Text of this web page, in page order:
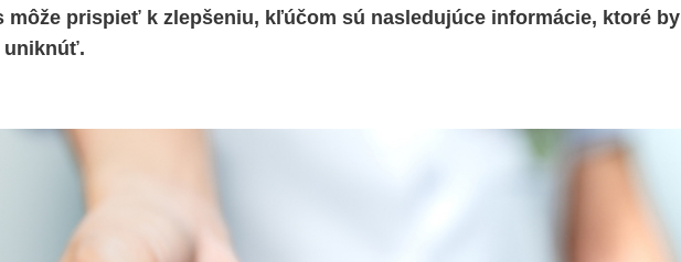
môže prispieť k zlepšeniu, kľúčom sú nasledujúce informácie, ktoré by
uniknúť.